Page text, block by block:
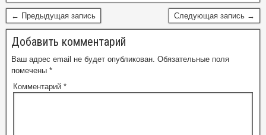
← Предыдущая запись Следующая запись →
Добавить комментарий
Ваш адрес email не будет опубликован. Обязательные поля
помечены *
Комментарий *